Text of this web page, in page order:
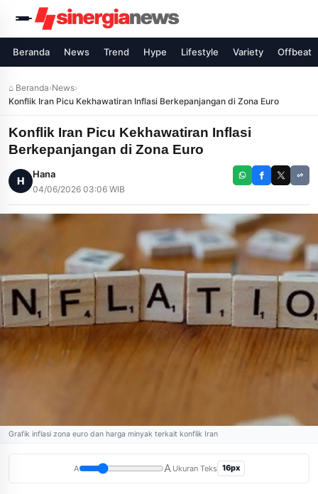
Beranda News Trend Hype Lifestyle Variety Offbeat
⌂ Beranda›News›
Konflik Iran Picu Kekhawatiran Inflasi Berkepanjangan di Zona Euro
Konflik Iran Picu Kekhawatiran Inflasi
Berkepanjangan di Zona Euro
H
Hana
04/06/2026 03:06 WIB
Grafik inflasi zona euro dan harga minyak terkait konflik Iran
A A Ukuran Teks 16px